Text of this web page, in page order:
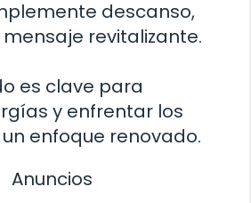
descanso,
revitalizante.
es clave para
y enfrentar los
enfoque renovado.
Anuncios